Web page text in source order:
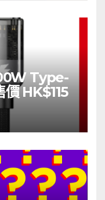
Type-
價 HK$115